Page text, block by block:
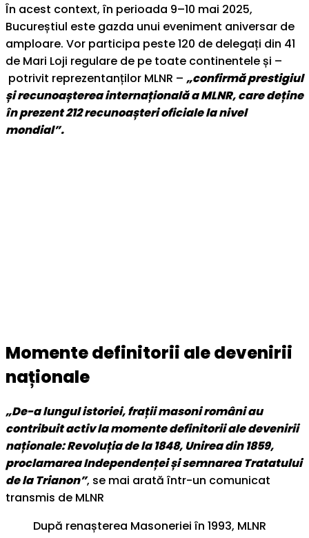
În acest context, în perioada 9–10 mai 2025,
Bucureștiul este gazda unui eveniment aniversar de
amploare. Vor participa peste 120 de delegați din 41
de Mari Loji regulare de pe toate continentele și –
potrivit reprezentanților MLNR – „confirmă prestigiul
și recunoașterea internațională a MLNR, care deține
în prezent 212 recunoașteri oficiale la nivel
mondial”.
Momente definitorii ale devenirii
naționale
„De-a lungul istoriei, frații masoni români au
contribuit activ la momente definitorii ale devenirii
naționale: Revoluția de la 1848, Unirea din 1859,
proclamarea Independenței și semnarea Tratatului
de la Trianon”, se mai arată într-un comunicat
transmis de MLNR
După renașterea Masoneriei în 1993, MLNR